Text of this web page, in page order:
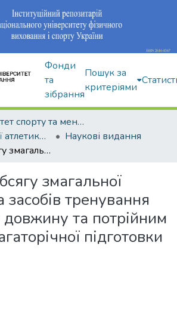
Фонди
та
зібрання
Пошук за
критеріями
Факультет спорту та менеджменту
Кафедра легкої атлетики, зимових видів та велосипедного спорту
Наукові видання
Динаміка обсягу змагальної практики та засобів тренування стрибунів у довжину та потрійним у процесі багаторічної підготовки
змагальної
засобів тренування
довжину та потрійним
підготовки